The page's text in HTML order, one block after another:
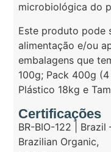
microbiológica do
Este produto pode
alimentação e/ou
embalagens que
100g; Pack 400g
Plástico 18kg e
Certificações
BR-BIO-122 |
Brazilian Organic,